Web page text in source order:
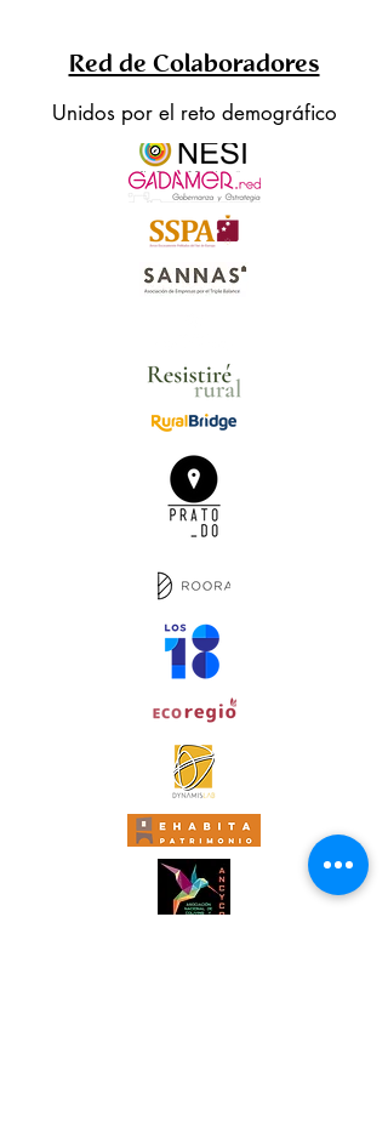
Red de Colaboradores
Unidos por el reto demográfico